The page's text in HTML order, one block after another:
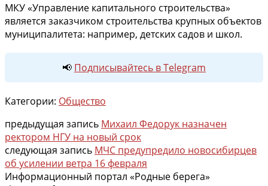
МКУ «Управление капитального строительства»
является заказчиком строительства крупных объектов
муниципалитета: например, детских садов и школ.
📢 Подписывайтесь в Telegram
Категории: Общество
предыдущая запись Михаил Федорук назначен
ректором НГУ на новый срок
следующая запись МЧС предупредило новосибирцев
об усилении ветра 16 февраля
Информационный портал «Родные берега»